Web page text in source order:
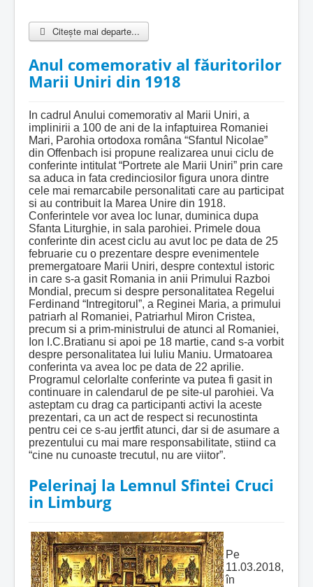
Citește mai departe...
Anul comemorativ al făuritorilor
Marii Uniri din 1918
In cadrul Anului comemorativ al Marii Uniri, a
implinirii a 100 de ani de la infaptuirea Romaniei
Mari, Parohia ortodoxa româna “Sfantul Nicolae”
din Offenbach isi propune realizarea unui ciclu de
conferinte intitulat “Portrete ale Marii Uniri” prin care
sa aduca in fata credinciosilor figura unora dintre
cele mai remarcabile personalitati care au participat
si au contribuit la Marea Unire din 1918.
Conferintele vor avea loc lunar, duminica dupa
Sfanta Liturghie, in sala parohiei. Primele doua
conferinte din acest ciclu au avut loc pe data de 25
februarie cu o prezentare despre evenimentele
premergatoare Marii Uniri, despre contextul istoric
in care s-a gasit Romania in anii Primului Razboi
Mondial, precum si despre personalitatea Regelui
Ferdinand “Intregitorul”, a Reginei Maria, a primului
patriarh al Romaniei, Patriarhul Miron Cristea,
precum si a prim-ministrului de atunci al Romaniei,
Ion I.C.Bratianu si apoi pe 18 martie, cand s-a vorbit
despre personalitatea lui Iuliu Maniu. Urmatoarea
conferinta va avea loc pe data de 22 aprilie.
Programul celorlalte conferinte va putea fi gasit in
continuare in calendarul de pe site-ul parohiei. Va
asteptam cu drag ca participanti activi la aceste
prezentari, ca un act de respect si recunostinta
pentru cei ce s-au jertfit atunci, dar si de asumare a
prezentului cu mai mare responsabilitate, stiind ca
“cine nu cunoaste trecutul, nu are viitor”.
Pelerinaj la Lemnul Sfintei Cruci
in Limburg
Pe
11.03.2018,
în